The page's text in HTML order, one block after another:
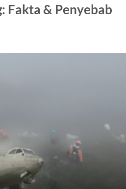
Fakta & Penyebab